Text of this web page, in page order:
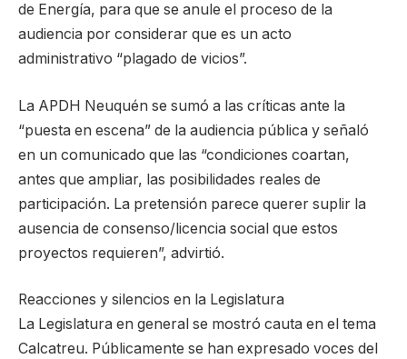
de Energía, para que se anule el proceso de la
audiencia por considerar que es un acto
administrativo “plagado de vicios”.
La APDH Neuquén se sumó a las críticas ante la
“puesta en escena” de la audiencia pública y señaló
en un comunicado que las “condiciones coartan,
antes que ampliar, las posibilidades reales de
participación. La pretensión parece querer suplir la
ausencia de consenso/licencia social que estos
proyectos requieren”, advirtió.
Reacciones y silencios en la Legislatura
La Legislatura en general se mostró cauta en el tema
Calcatreu. Públicamente se han expresado voces del